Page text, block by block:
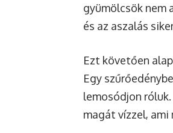
gyümölcsök nem
és az aszalás
Ezt követően
Egy
lemosódjon
magát vízzel,